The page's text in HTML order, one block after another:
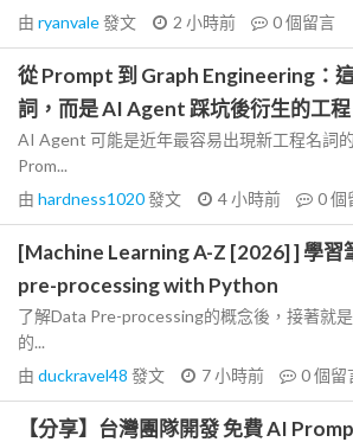
由 ryanvale發文 2 小時前 0個留言
從 Prompt 到 Graph Engineering：
詞，而是 AI Agent 踩坑後衍生的工程
AI Agent 可能是近年最容易出現新工程名詞
Prom...
由 hardness1020發文 4 小時前 0個
[Machine Learning A-Z [2026] ] 學習
pre-processing with Python
了解Data Pre-processing的概念後，接著就
的...
由 duckravel48 發文 7 小時前 0個留
【分享】台灣團隊開發 免費 AI